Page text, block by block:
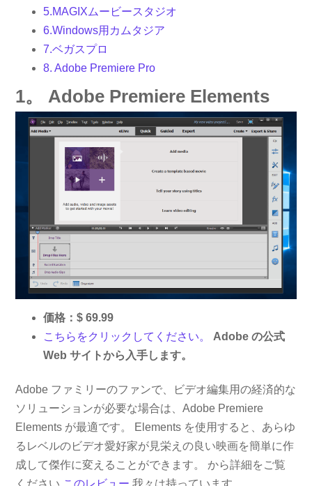
5.MAGIXムービースタジオ
6.Windows用カムタジア
7.ベガスプロ
8. Adob​​e Premiere Pro
1。 Adobe Premiere Elements
価格：$ 69.99
こちらをクリックしてください。
Adobe の公式
Web サイトから入手します。
Adobe ファミリーのファンで、ビデオ編集用の経済的な
ソリューションが必要な場合は、Adobe Premiere
Elements が最適です。 Elements を使用すると、あらゆ
るレベルのビデオ愛好家が見栄えの良い映画を簡単に作
成して傑作に変えることができます。 から詳細をご覧